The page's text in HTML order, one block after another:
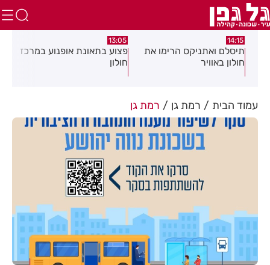
הרימו את
פצוע בתאונת אופנוע במרכז
גופה נפלטה אל
עמוד הבית רמת גן רמת גן